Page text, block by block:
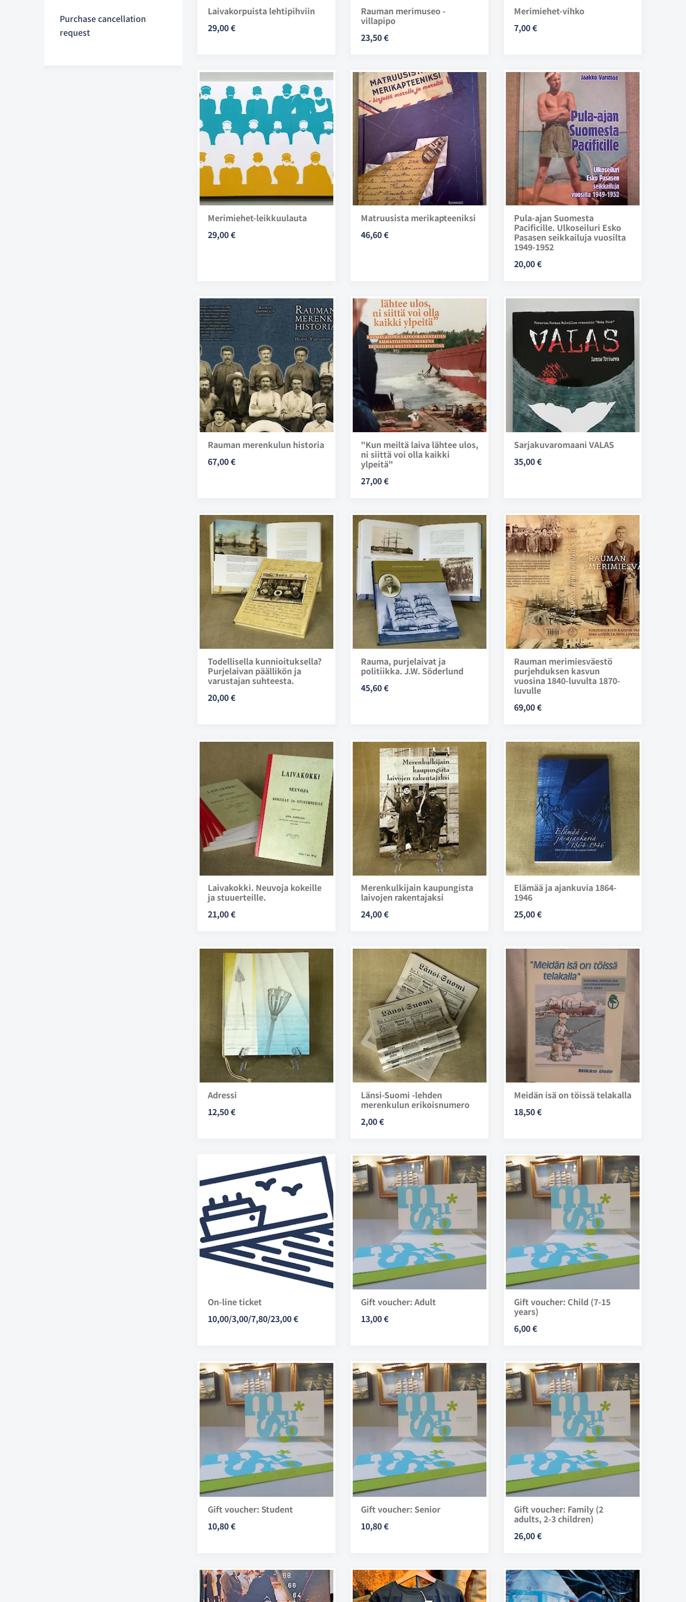
Purchase cancellation
request
Laivakorpuista lehtipihviin
29,00 €
Rauman merimuseo -
villapipo
23,50 €
Merimiehet-vihko
7,00 €
Merimiehet-leikkuulauta
29,00 €
Matruusista merikapteeniksi
46,60 €
Pula-ajan Suomesta
Pacificille. Ulkoseiluri Esko
Pasasen seikkailuja vuosilta
1949-1952
20,00 €
Rauman merenkulun historia
67,00 €
"Kun meiltä laiva lähtee ulos,
ni siittä voi olla kaikki
ylpeitä"
27,00 €
Sarjakuvaromaani VALAS
35,00 €
Todellisella kunnioituksella?
Purjelaivan päällikön ja
varustajan suhteesta.
20,00 €
Rauma, purjelaivat ja
politiikka. J.W. Söderlund
45,60 €
Rauman merimiesväestö
purjehduksen kasvun
vuosina 1840-luvulta 1870-
luvulle
69,00 €
Laivakokki. Neuvoja kokeille
ja stuuerteille.
21,00 €
Merenkulkijain kaupungista
laivojen rakentajaksi
24,00 €
Elämää ja ajankuvia 1864-
1946
25,00 €
Adressi
12,50 €
Länsi-Suomi -lehden
merenkulun erikoisnumero
2,00 €
Meidän isä on töissä telakalla
18,50 €
On-line ticket
10,00/3,00/7,80/23,00 €
Gift voucher: Adult
13,00 €
Gift voucher: Child (7-15
years)
6,00 €
Gift voucher: Student
10,80 €
Gift voucher: Senior
10,80 €
Gift voucher: Family (2
adults, 2-3 children)
26,00 €